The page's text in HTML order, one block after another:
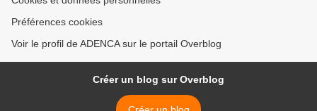
Préférences cookies
Voir le profil de ADENCA sur le portail Overblog
Créer un blog sur Overblog